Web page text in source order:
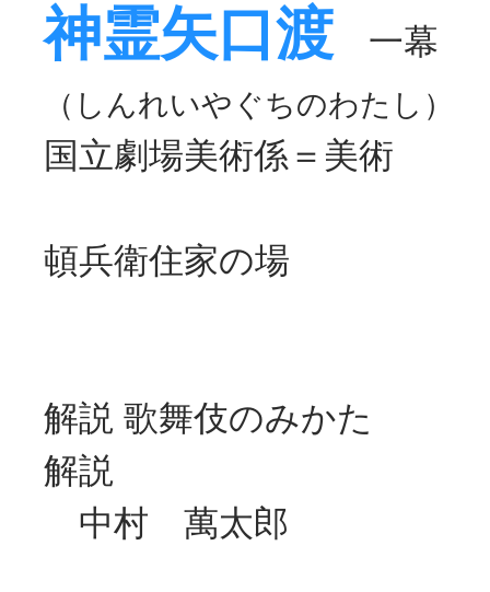
神霊矢口渡 一幕
（しんれいやぐちのわたし）
国立劇場美術係＝美術
頓兵衛住家の場
解説 歌舞伎のみかた
解説
中村 萬太郎